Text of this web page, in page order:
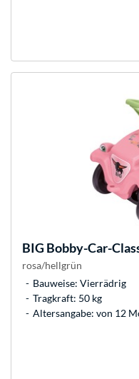
BIG Bobby-Car-
rosa/hellgrün
Bauweise: Vierrädrig
Tragkraft: 50 kg
Altersangabe: von 12